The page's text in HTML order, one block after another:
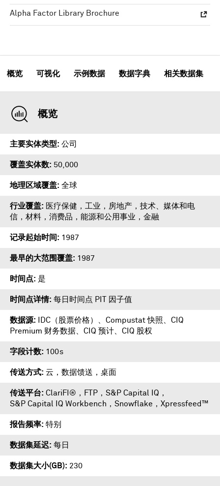
Alpha Factor Library Brochure
概览 可视化 示例数据 数据字典 相关数据集
概览
主要实体类型 公司
覆盖实体数 50,000
地理区域覆盖 全球
行业覆盖
医疗保健，工业，房地产，技术、媒体和电
信，材料，消费品，能源和公用事业，金融
记录起始时间 1987
最早的大范围覆盖 1987
时间点 是
时间点详情 每日时间点 PIT 因子值
数据源
IDC（股票价格）、Compustat 快照、CIQ
Premium 财务数据、CIQ 预计、CIQ 股权
字段计数 100s
传送方式 云，数据馈送，桌面
传送平台 ClariFI® ， FTP ， S&P Capital IQ ，
S&P Capital IQ Workbench ， Snowflake ， Xpressfeed™
报告频率 特别
数据集延迟 每日
数据集大小(GB) 230